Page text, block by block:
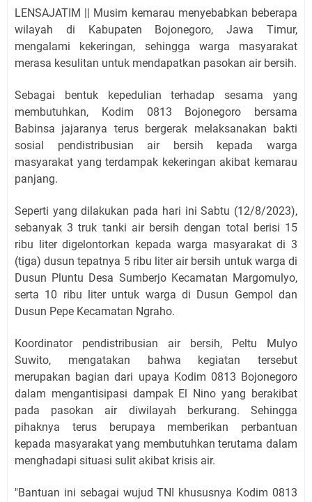
LENSAJATIM || Musim kemarau menyebabkan beberapa
wilayah di Kabupaten Bojonegoro, Jawa Timur,
mengalami kekeringan, sehingga warga masyarakat
merasa kesulitan untuk mendapatkan pasokan air bersih.
Sebagai bentuk kepedulian terhadap sesama yang
membutuhkan, Kodim 0813 Bojonegoro bersama
Babinsa jajaranya terus bergerak melaksanakan bakti
sosial pendistribusian air bersih kepada warga
masyarakat yang terdampak kekeringan akibat kemarau
panjang.
Seperti yang dilakukan pada hari ini Sabtu (12/8/2023),
sebanyak 3 truk tanki air bersih dengan total berisi 15
ribu liter digelontorkan kepada warga masyarakat di 3
(tiga) dusun tepatnya 5 ribu liter air bersih untuk warga di
Dusun Pluntu Desa Sumberjo Kecamatan Margomulyo,
serta 10 ribu liter untuk warga di Dusun Gempol dan
Dusun Pepe Kecamatan Ngraho.
Koordinator pendistribusian air bersih, Peltu Mulyo
Suwito, mengatakan bahwa kegiatan tersebut
merupakan bagian dari upaya Kodim 0813 Bojonegoro
dalam mengantisipasi dampak El Nino yang berakibat
pada pasokan air diwilayah berkurang. Sehingga
pihaknya terus berupaya memberikan perbantuan
kepada masyarakat yang membutuhkan terutama dalam
menghadapi situasi sulit akibat krisis air.
"Bantuan ini sebagai wujud TNI khususnya Kodim 0813